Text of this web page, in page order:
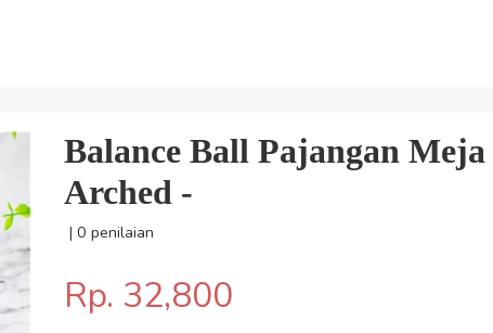
Balance Ball Pajangan
Arched -
| 0 penilaian
Rp. 32,800